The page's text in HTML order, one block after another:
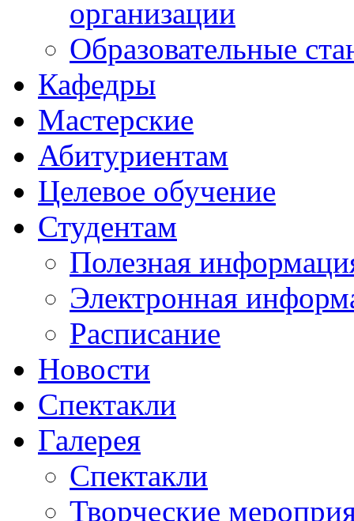
организации
Образовательные
Кафедры
Мастерские
Абитуриентам
Целевое обучение
Студентам
Полезная
Электронная
Расписание
Новости
Спектакли
Галерея
Спектакли
Творческие